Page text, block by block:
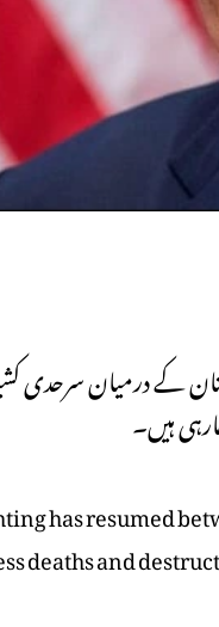
کے درمیان سرحدی
ہیں۔
has resumed
deaths and